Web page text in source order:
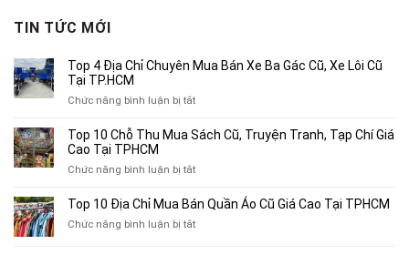
TIN TỨC MỚI
Top 4 Địa Chỉ Chuyên Mua Bán Xe Ba Gác Cũ, Xe Lôi Cũ
Tại TP.HCM
Chức năng bình luận bị tắtở
4
Chuyên
Bán
Xe
Top 10 Chỗ Thu Mua Sách Cũ, Truyện Tranh, Tạp Chí Giá
Cao Tại TPHCM
Chức năng bình luận bị tắtở
10
Thu
Top 10 Địa Chỉ Mua Bán Quần Áo Cũ Giá Cao Tại TPHCM
Chức năng bình luận bị tắtở